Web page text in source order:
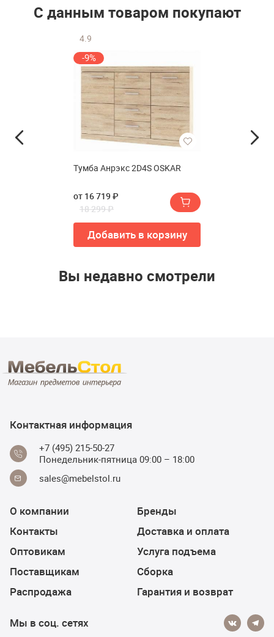
С данным товаром покупают
4.9
-9%
Тумба Анрэкс 2D4S OSKAR
от 16 719 ₽
18 299 ₽
Добавить в корзину
Вы недавно смотрели
Контактная информация
+7 (495) 215-50-27
Понедельник-пятница 09:00 – 18:00
sales@mebelstol.ru
О компании
Контакты
Оптовикам
Поставщикам
Распродажа
Бренды
Доставка и оплата
Услуга подъема
Сборка
Гарантия и возврат
Мы в соц. сетях